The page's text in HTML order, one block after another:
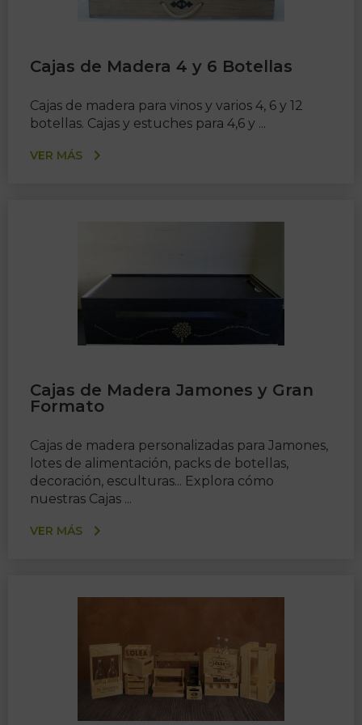
Cajas de Madera 4 y 6 Botellas
Cajas de madera para vinos y varios 4, 6 y 12
botellas. Cajas y estuches para 4,6 y ...
VER MÁS
Cajas de Madera Jamones y Gran
Formato
Cajas de madera personalizadas para Jamones,
lotes de alimentación, packs de botellas,
decoración, esculturas... Explora cómo
nuestras Cajas ...
VER MÁS